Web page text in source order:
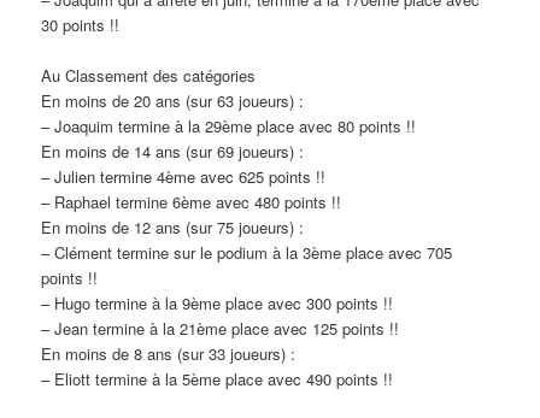
30 points !!
Au Classement des catégories
En moins de 20 ans (sur 63 joueurs) :
– Joaquim termine à la 29ème place avec 80 points !!
En moins de 14 ans (sur 69 joueurs) :
– Julien termine 4ème avec 625 points !!
– Raphael termine 6ème avec 480 points !!
En moins de 12 ans (sur 75 joueurs) :
– Clément termine sur le podium à la 3ème place avec 705
points !!
– Hugo termine à la 9ème place avec 300 points !!
– Jean termine à la 21ème place avec 125 points !!
En moins de 8 ans (sur 33 joueurs) :
– Eliott termine à la 5ème place avec 490 points !!